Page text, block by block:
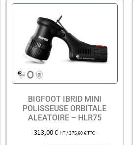
BIGFOOT IBRID MINI
POLISSEUSE ORBITALE
ALEATOIRE – HLR75
313,00€ HT /375,60€TTC